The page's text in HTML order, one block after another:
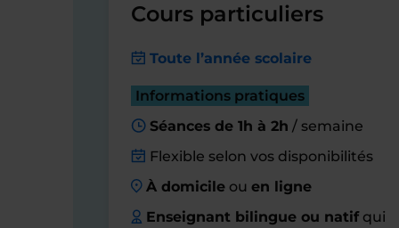
Cours particuliers
Toute l’année scolaire
Informations pratiques
Séances de 1h à 2h / semaine
Flexible selon vos disponibilités
À domicileou en ligne
Enseignant bilingue ou natifqui